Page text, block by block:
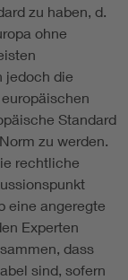
zu haben, d.
ohne
jedoch die
Standard
zu werden.
rechtliche
eine angeregte
Experten
dass
sind, sofern